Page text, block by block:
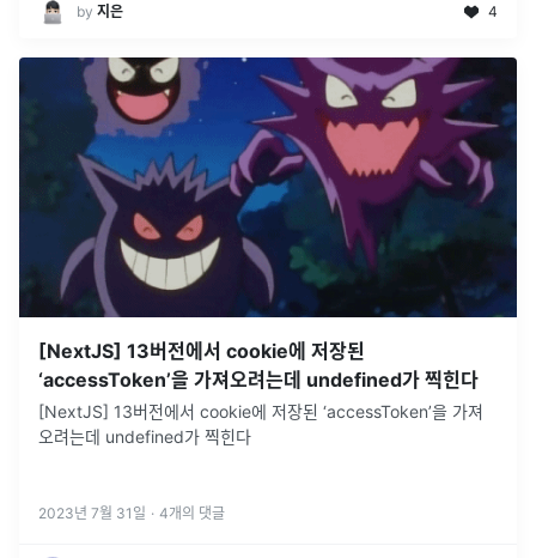
by 지은 4
[NextJS] 13버전에서 cookie에 저장된
‘accessToken’을 가져오려는데 undefined가 찍힌다
[NextJS] 13버전에서 cookie에 저장된 ‘accessToken’을 가져
오려는데 undefined가 찍힌다
2023년 7월 31일 · 4개의 댓글